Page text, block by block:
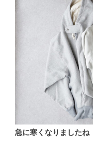
急に寒くなりましたね